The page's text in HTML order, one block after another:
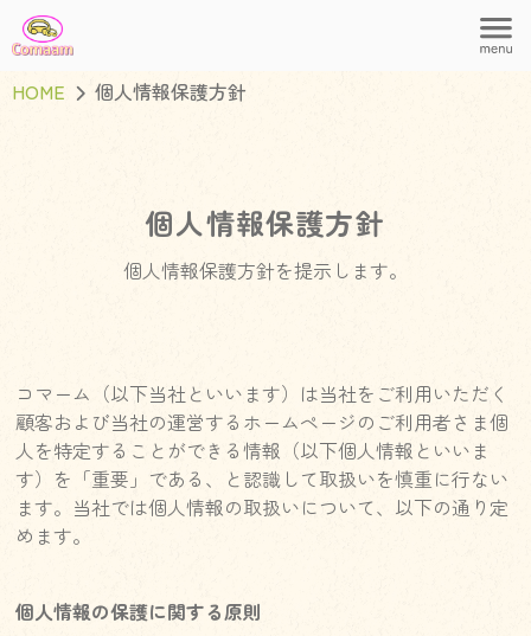
HOME 個人情報保護方針
個人情報保護方針
個人情報保護方針を提示します。
コマーム（以下当社といいます）は当社をご利用いただく
顧客および当社の運営するホームページのご利用者さま個
人を特定することができる情報（以下個人情報といいま
す）を「重要」である、と認識して取扱いを慎重に行ない
ます。当社では個人情報の取扱いについて、以下の通り定
めます。
個人情報の保護に関する原則